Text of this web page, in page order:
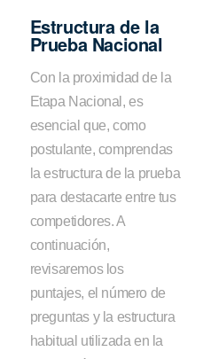
Estructura de la
Prueba Nacional
Con la proximidad de la
Etapa Nacional, es
esencial que, como
postulante, comprendas
la estructura de la prueba
para destacarte entre tus
competidores. A
continuación,
revisaremos los
puntajes, el número de
preguntas y la estructura
habitual utilizada en la